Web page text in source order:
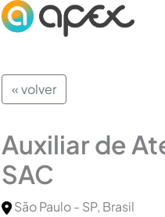
« volver
Auxiliar de
SAC
São Paulo - SP, Brasil